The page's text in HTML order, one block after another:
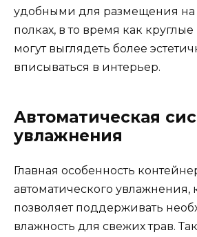
удобными для размещения на
полках, в то время как
могут выглядеть более
вписываться в интерьер.
Автоматическая
увлажнения
Главная особенность
автоматического увлажнения,
позволяет поддерживать
влажность для свежих трав.